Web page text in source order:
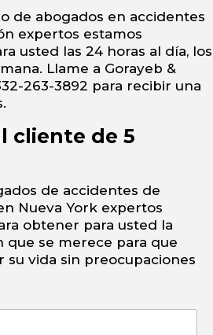
de abogados en accidentes
expertos estamos
usted las 24 horas al día, los
Llame a Gorayeb &
263-3892 para recibir una
cliente de 5
de accidentes de
Nueva York expertos
obtener para usted la
que se merece para que
su vida sin preocupaciones